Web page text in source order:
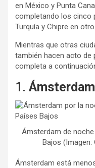
en México y Punta
completando los cinco
Turquía y Chipre en
Mientras que otras
también hacen acto de
completa a
1. Ámsterdam
Ámsterdam de
Bajos
Ámsterdam está